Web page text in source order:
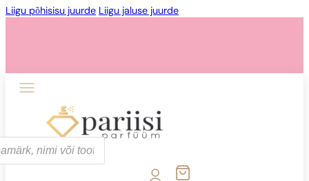
Liigu põhisisu juurde Liigu jaluse juurde